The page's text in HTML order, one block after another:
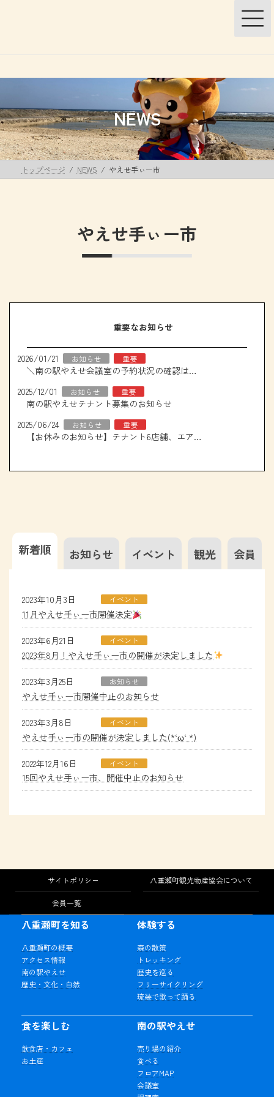
ス
プ
ン
動
NEWS
トップページ NEWS やえせ手ぃー市
やえせ手ぃー市
重要なお知らせ
2026/01/21 お知らせ 重要
＼南の駅やえせ会議室の予約状況の確認はこちら！／
2025/12/01
お知らせ 重要
南の駅やえせテナント募集のお知らせ
2025/06/24
お知らせ 重要
【お休みのお知らせ】テナント6店舗、エアコン取り換え工事について
新着順 お知らせ イベント 観光 会員
2023年10月3日 イベント
11月やえせ手ぃー市開催決定
2023年6月21日 イベント
2023年8月！やえせ手ぃー市の開催が決定しました
2023年3月25日 お知らせ
やえせ手ぃー市開催中止のお知らせ
2023年3月8日 イベント
やえせ手ぃー市の開催が決定しました(*‘ω‘ *)
2022年12月16日 イベント
15回やえせ手ぃー市、開催中止のお知らせ
サイトポリシー 八重瀬町観光物産協会について
会員一覧
八重瀬町を知る
八重瀬町の概要
アクセス情報
南の駅やえせ
歴史・文化・自然
体験する
森の散策
トレッキング
歴史を巡る
フリーサイクリング
琉装で歌って踊る
食を楽しむ
飲食店・カフェ
お土産
南の駅やえせ
売り場の紹介
食べる
フロアMAP
会議室